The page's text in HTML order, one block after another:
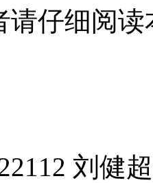
请仔细阅
刘健超